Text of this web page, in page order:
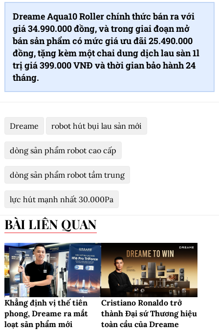
Dreame Aqua10 Roller chính thức bán ra với
giá 34.990.000 đồng, và trong giai đoạn mở
bán sản phẩm có mức giá ưu đãi 25.490.000
đồng, tặng kèm một chai dung dịch lau sàn 1l
trị giá 399.000 VNĐ và thời gian bảo hành 24
tháng.
Dreame robot hút bụi lau sàn mới
dòng sản phẩm robot cao cấp
dòng sản phẩm robot tầm trung
lực hút mạnh nhất 30.000Pa
BÀI LIÊN QUAN
Khẳng định vị thế tiên
phong, Dreame ra mắt
loạt sản phẩm mới
Cristiano Ronaldo trở
thành Đại sứ Thương hiệu
toàn cầu của Dreame